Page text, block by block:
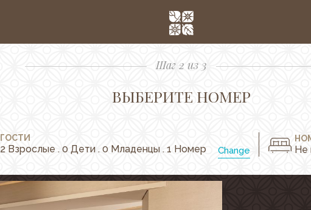
Шаг 2 из 3
ВЫБЕРИТЕ НОМЕР
ГОСТИ
2 Взрослые . 0 Дети . 0 Младенцы . 1 Номер Change Не